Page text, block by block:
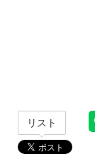
リスト